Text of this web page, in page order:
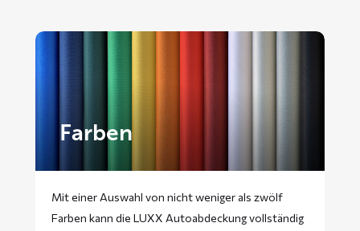
Farben
Mit einer Auswahl von nicht weniger als zwölf
Farben kann die LUXX Autoabdeckung vollständig